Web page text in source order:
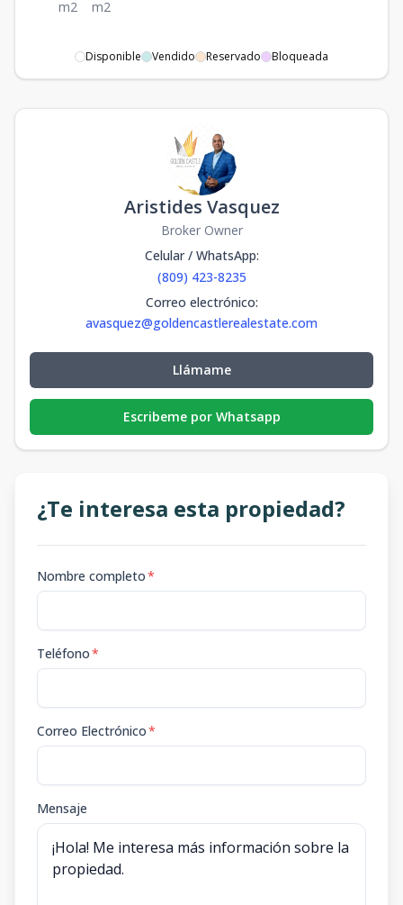
m2 m2
Disponible Vendido Reservado Bloqueada
Aristides Vasquez
Broker Owner
Celular / WhatsApp:
(809) 423-8235
Correo electrónico:
avasquez@goldencastlerealestate.com
Llámame
Escribeme por Whatsapp
¿Te interesa esta propiedad?
Nombre completo*
Teléfono*
Correo Electrónico*
Mensaje